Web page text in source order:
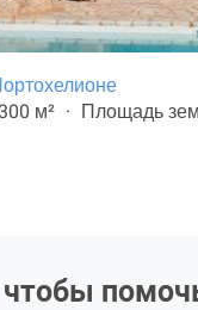
м²
Площадь